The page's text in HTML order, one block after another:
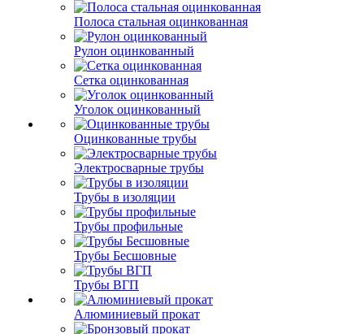
Полоса стальная оцинкованная
Рулон оцинкованный
Сетка оцинкованная
Уголок оцинкованный
Оцинкованные трубы
Электросварные трубы
Трубы в изоляции
Трубы профильные
Трубы Бесшовные
Трубы ВГП
Алюминиевый прокат